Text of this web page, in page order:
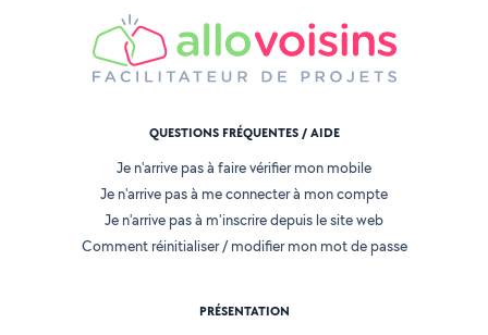
QUESTIONS FRÉQUENTES / AIDE
Je n'arrive pas à faire vérifier mon mobile
Je n'arrive pas à me connecter à mon compte
Je n'arrive pas à m'inscrire depuis le site web
Comment réinitialiser / modifier mon mot de passe
PRÉSENTATION